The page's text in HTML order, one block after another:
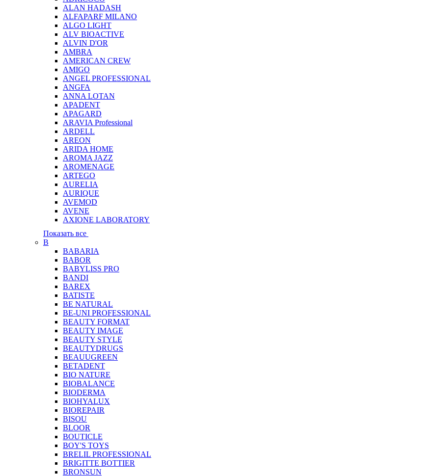
ALAN HADASH
ALFAPARF MILANO
ALGO LIGHT
ALV BIOACTIVE
ALVIN D'OR
AMBRA
AMERICAN CREW
AMIGO
ANGEL PROFESSIONAL
ANGFA
ANNA LOTAN
APADENT
APAGARD
ARAVIA Professional
ARDELL
AREON
ARIDA HOME
AROMA JAZZ
AROMENAGE
ARTEGO
AURELIA
AURIQUE
AVEMOD
AVENE
AXIONE LABORATORY
Показать все
B
BABARIA
BABOR
BABYLISS PRO
BANDI
BAREX
BATISTE
BE NATURAL
BE-UNI PROFESSIONAL
BEAUTY FORMAT
BEAUTY IMAGE
BEAUTY STYLE
BEAUTYDRUGS
BEAUUGREEN
BETADENT
BIO NATURE
BIOBALANCE
BIODERMA
BIOHYALUX
BIOREPAIR
BISOU
BLOOR
BOUTICLE
BOY'S TOYS
BRELIL PROFESSIONAL
BRIGITTE BOTTIER
BRONSUN